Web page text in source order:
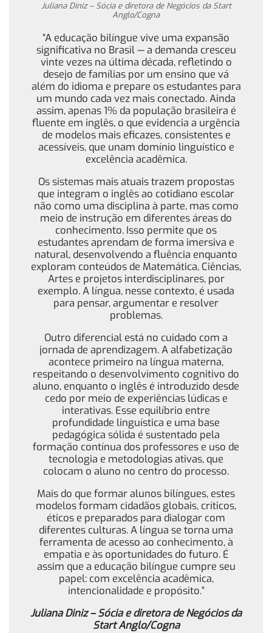
Juliana Diniz – Sócia e diretora de Negócios da Start
Anglo/Cogna
“A educação bilíngue vive uma expansão
significativa no Brasil — a demanda cresceu
vinte vezes na última década, refletindo o
desejo de famílias por um ensino que vá
além do idioma e prepare os estudantes para
um mundo cada vez mais conectado. Ainda
assim, apenas 1% da população brasileira é
fluente em inglês, o que evidencia a urgência
de modelos mais eficazes, consistentes e
acessíveis, que unam domínio linguístico e
excelência acadêmica.
Os sistemas mais atuais trazem propostas
que integram o inglês ao cotidiano escolar
não como uma disciplina à parte, mas como
meio de instrução em diferentes áreas do
conhecimento. Isso permite que os
estudantes aprendam de forma imersiva e
natural, desenvolvendo a fluência enquanto
exploram conteúdos de Matemática, Ciências,
Artes e projetos interdisciplinares, por
exemplo. A língua, nesse contexto, é usada
para pensar, argumentar e resolver
problemas.
Outro diferencial está no cuidado com a
jornada de aprendizagem. A alfabetização
acontece primeiro na língua materna,
respeitando o desenvolvimento cognitivo do
aluno, enquanto o inglês é introduzido desde
cedo por meio de experiências lúdicas e
interativas. Esse equilíbrio entre
profundidade linguística e uma base
pedagógica sólida é sustentado pela
formação contínua dos professores e uso de
tecnologia e metodologias ativas, que
colocam o aluno no centro do processo.
Mais do que formar alunos bilíngues, estes
modelos formam cidadãos globais, críticos,
éticos e preparados para dialogar com
diferentes culturas. A língua se torna uma
ferramenta de acesso ao conhecimento, à
empatia e às oportunidades do futuro. É
assim que a educação bilíngue cumpre seu
papel: com excelência acadêmica,
intencionalidade e propósito.”
Juliana Diniz – Sócia e diretora de Negócios da
Start Anglo/Cogna